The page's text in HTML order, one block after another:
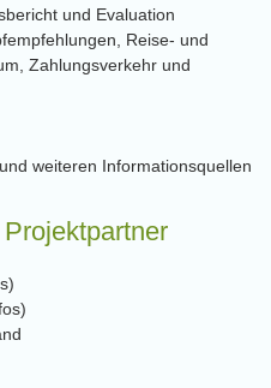
und Evaluation
Reise- und
Zahlungsverkehr und
weiteren Informationsquellen